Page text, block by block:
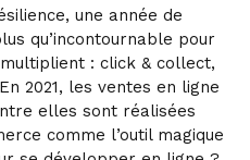
une année de
qu’incontournable pour
: click & collect,
2021, les ventes en ligne
elles sont réalisées
comme l’outil magique